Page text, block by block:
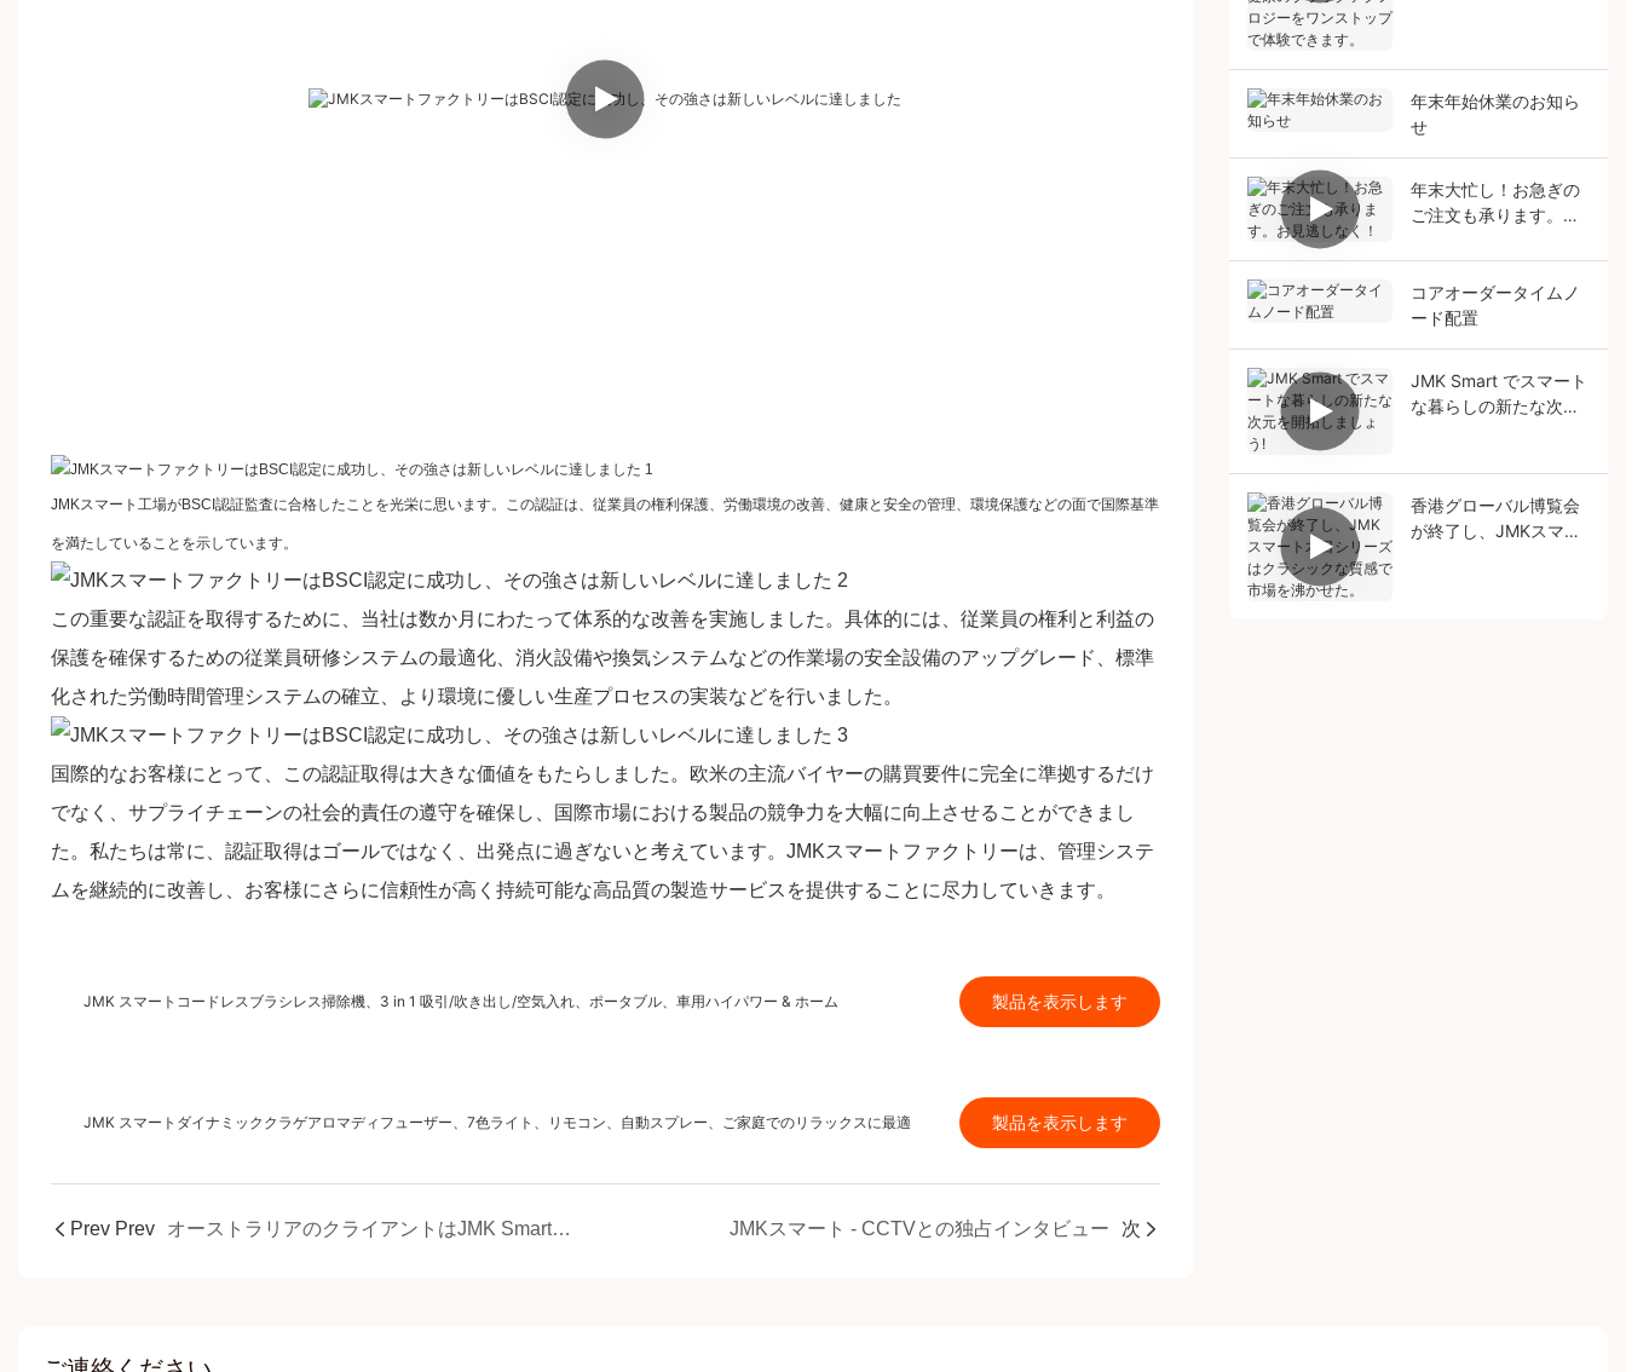
JMKスマート 工場がBSCI認証監査に合格したことを光栄に思います。この認証は、従業員の権利保護、労働環境の改善、健康と安全の管理、環境保護などの面で国際基準
を満たしていることを示しています。
この重要な認証を取得するために、当社は数か月にわたって体系的な改善を実施しました。具体的には、従業員の権利と利益の
保護を確保するための従業員研修システムの最適化、消火設備や換気システムなどの作業場の安全設備のアップグレード、標準
化された労働時間管理システムの確立、より環境に優しい生産プロセスの実装などを行いました。
国際的なお客様にとって、この認証取得は大きな価値をもたらしました。欧米の主流バイヤーの購買要件に完全に準拠するだけ
でなく、サプライチェーンの社会的責任の遵守を確保し、国際市場における製品の競争力を大幅に向上させることができまし
た。私たちは常に、認証取得はゴールではなく、出発点に過ぎないと考えています。JMKスマート ファクトリーは、管理システ
ムを継続的に改善し、お客様にさらに信頼性が高く持続可能な高品質の製造サービスを提供することに尽力していきます。
JMK スマートコードレスブラシレス掃除機、3 in 1 吸引/吹き出し/空気入れ、ポータブル、車用ハイパワー & ホーム 製品を表示します
JMK スマートダイナミッククラゲアロマディフューザー、7色ライト、リモコン、自動スプレー、ご家庭でのリラックスに最適 製品を表示します
Prev Prev オーストラリアのクライアントはJMK Smartの現地検査を実施し、詳細な工場検査により、国境を越えた協力の新しい機会が増えました JMKスマート - CCTVとの独占インタビュー 次
で体験できます。
年末年始休業のお知ら
せ
年末大忙し！お急ぎの
ご注文も承ります。お
コアオーダータイムノ
ード配置
JMK Smart でスマート
な暮らしの新たな次元
香港グローバル博覧会
が終了し、JMKスマー